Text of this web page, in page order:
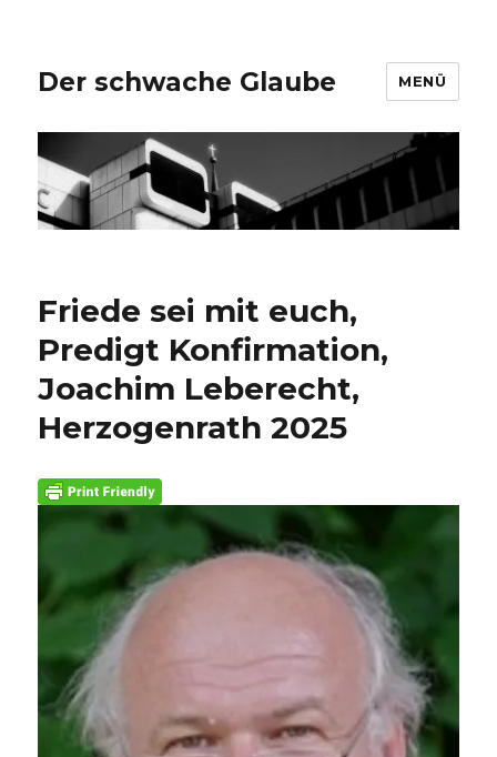
Der schwache Glaube MENÜ
Friede sei mit euch,
Predigt Konfirmation,
Joachim Leberecht,
Herzogenrath 2025